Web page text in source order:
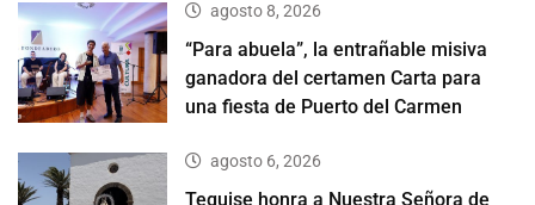
agosto 8, 2026
“Para abuela”, la entrañable misiva
ganadora del certamen Carta para
una fiesta de Puerto del Carmen
agosto 6, 2026
Teguise honra a Nuestra Señora de